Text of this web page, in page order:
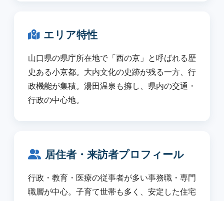
エリア特性
山口県の県庁所在地で「西の京」と呼ばれる歴
史ある小京都。大内文化の史跡が残る一方、行
政機能が集積。湯田温泉も擁し、県内の交通・
行政の中心地。
居住者・来訪者プロフィール
行政・教育・医療の従事者が多い事務職・専門
職層が中心。子育て世帯も多く、安定した住宅